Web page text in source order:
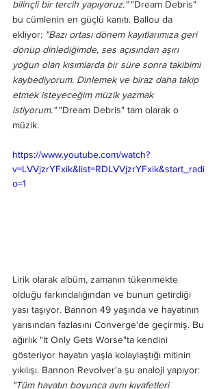
bilinçli bir tercih yapıyoruz." "Dream Debris"
bu cümlenin en güçlü kanıtı. Ballou da
ekliyor: "Bazı ortası dönem kayıtlarımıza geri
dönüp dinlediğimde, ses açısından aşırı
yoğun olan kısımlarda bir süre sonra takibimi
kaybediyorum. Dinlemek ve biraz daha takip
etmek isteyeceğim müzik yazmak
istiyorum." "Dream Debris" tam olarak o
müzik.
https://www.youtube.com/watch?
v=LVVjzrYFxik&list=RDLVVjzrYFxik&start_radi
o=1
Lirik olarak albüm, zamanın tükenmekte
olduğu farkındalığından ve bunun getirdiği
yası taşıyor. Bannon 49 yaşında ve hayatının
yarısından fazlasını Converge'de geçirmiş. Bu
ağırlık "It Only Gets Worse"ta kendini
gösteriyor hayatın yaşla kolaylaştığı mitinin
yıkılışı. Bannon Revolver'a şu analoji yapıyor:
"Tüm hayatın boyunca aynı kıyafetleri